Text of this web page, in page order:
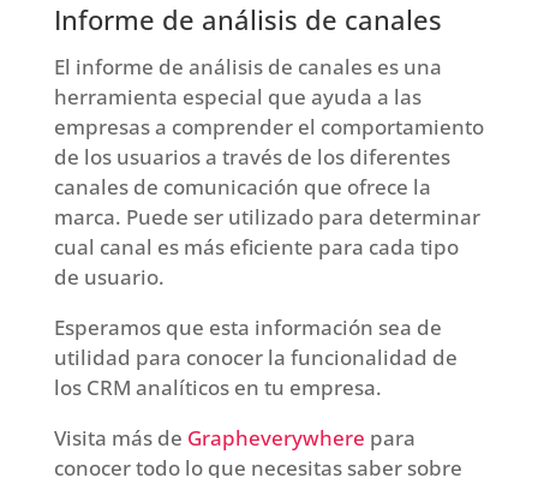
Informe de análisis de canales
El informe de análisis de canales es una
herramienta especial que ayuda a las
empresas a comprender el comportamiento
de los usuarios a través de los diferentes
canales de comunicación que ofrece la
marca. Puede ser utilizado para determinar
cual canal es más eficiente para cada tipo
de usuario.
Esperamos que esta información sea de
utilidad para conocer la funcionalidad de
los CRM analíticos en tu empresa.
Visita más de Grapheverywhere para
conocer todo lo que necesitas saber sobre